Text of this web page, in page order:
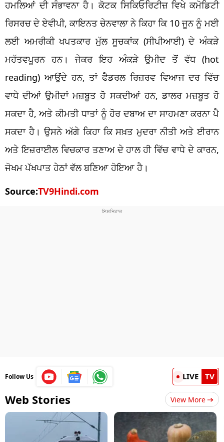
ਹਮਲਿਆਂ ਦੀ ਸੰਭਾਵਨਾ ਹੈ। ਕੋਟਕ ਸਿਕਿਓਰਿਟੀਜ਼ ਵਿਖੇ ਕਮੋਡਿਟੀ
ਰਿਸਰਚ ਦੇ ਏਵੀਪੀ, ਕਾਇਨਤ ਚੇਨਵਾਲਾ ਨੇ ਕਿਹਾ ਕਿ 10 ਜੂਨ ਨੂੰ ਮਈ
ਲਈ ਅਮਰੀਕੀ ਖਪਤਕਾਰ ਮੁੱਲ ਸੂਚਕਾਂਕ (ਸੀਪੀਆਈ) ਦੇ ਅੰਕੜੇ
ਮਹੱਤਵਪੂਰਨ ਹਨ। ਜੇਕਰ ਇਹ ਅੰਕੜੇ ਉਮੀਦ ਤੋਂ ਵੱਧ (hot
reading) ਆਉਂਦੇ ਹਨ, ਤਾਂ ਫੈਡਰਲ ਰਿਜ਼ਰਵ ਵਿਆਜ ਦਰ ਵਿੱਚ
ਵਾਧੇ ਦੀਆਂ ਉਮੀਦਾਂ ਮਜ਼ਬੂਤ ​​ਹੋ ਸਕਦੀਆਂ ਹਨ, ਡਾਲਰ ਮਜ਼ਬੂਤ ​​ਹੋ
ਸਕਦਾ ਹੈ, ਅਤੇ ਕੀਮਤੀ ਧਾਤਾਂ ਨੂੰ ਹੋਰ ਦਬਾਅ ਦਾ ਸਾਹਮਣਾ ਕਰਨਾ ਪੈ
ਸਕਦਾ ਹੈ। ਉਸਨੇ ਅੱਗੇ ਕਿਹਾ ਕਿ ਸਖ਼ਤ ਮੁਦਰਾ ਨੀਤੀ ਅਤੇ ਈਰਾਨ
ਅਤੇ ਇਜ਼ਰਾਈਲ ਵਿਚਕਾਰ ਤਣਾਅ ਦੇ ਹਾਲ ਹੀ ਵਿੱਚ ਵਾਧੇ ਦੇ ਕਾਰਨ,
ਜੋਖਮ ਪੱਖਪਾਤ ਹੇਠਾਂ ਵੱਲ ਬਣਿਆ ਹੋਇਆ ਹੈ।
Source:TV9Hindi.com
Follow Us LIVE TV
Web Stories View More